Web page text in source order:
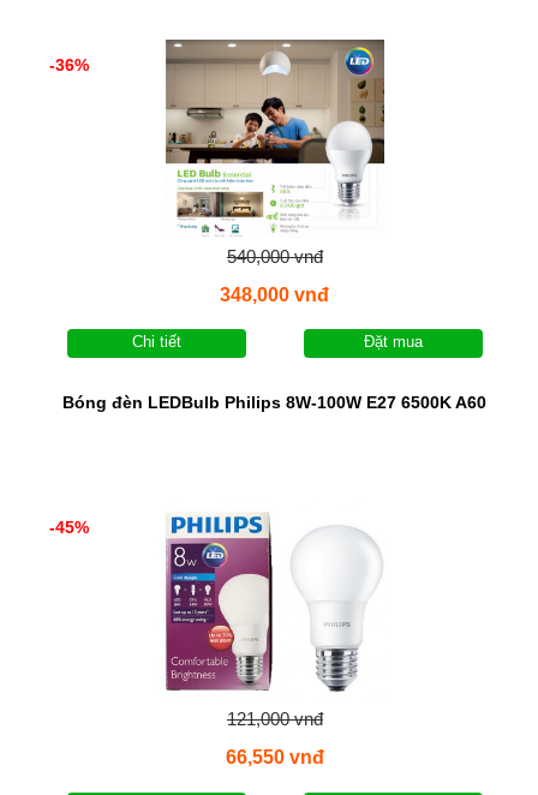
-36%
540,000 vnđ
348,000 vnđ
Chi tiết Đặt mua
Bóng đèn LEDBulb Philips 8W-100W E27 6500K A60
-45%
121,000 vnđ
66,550 vnđ